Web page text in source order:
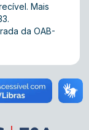
Mais
da OAB-